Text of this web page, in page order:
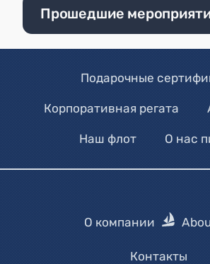
Прошедшие
Подарочные
Корпоративная регата
Наш флот О нас
О компании
Контакты